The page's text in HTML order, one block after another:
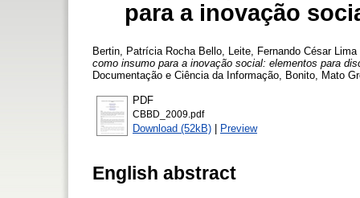
para a inovação
Bertin, Patrícia Rocha Bello Leite, Fernando César Lima
como insumo para a inovação social: elementos para
Documentação e Ciência da Informação, Bonito, Mato
PDF
CBBD_2009.pdf
Download (52kB) | Preview
English abstract